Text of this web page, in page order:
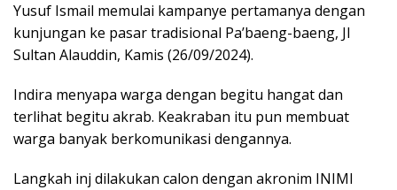
Yusuf Ismail memulai kampanye pertamanya dengan
kunjungan ke pasar tradisional Pa’baeng-baeng, Jl
Sultan Alauddin, Kamis (26/09/2024).
Indira menyapa warga dengan begitu hangat dan
terlihat begitu akrab. Keakraban itu pun membuat
warga banyak berkomunikasi dengannya.
Langkah inj dilakukan calon dengan akronim INIMI